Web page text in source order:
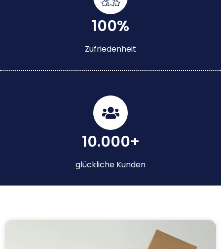
100%
Zufriedenheit
10.000+
glückliche Kunden